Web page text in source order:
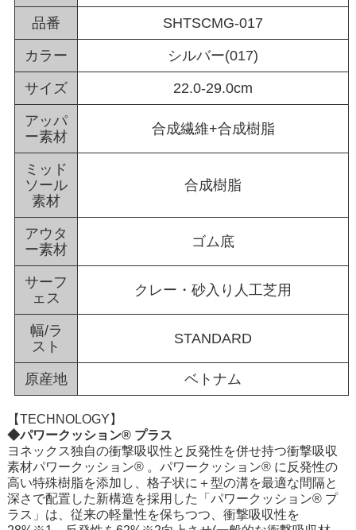
品番 SHTSCMG-017
カラー シルバー(017)
サイズ 22.0-29.0cm
アッパ
ー素材
合成繊維+合成樹脂
ミッド
ソール
素材
合成樹脂
アウタ
ー素材
ゴム底
サーフ
ェス
クレー・砂入り人工芝用
幅/ラ
スト
STANDARD
原産地 ベトナム
【TECHNOLOGY】
◆パワークッション® プラス
ヨネックス独自の衝撃吸収性と反発性を併せ持つ衝撃吸収
素材パワークッション® 。パワークッション® に反発性の
高い特殊樹脂を添加し、格子状に＋型の溝を最適な間隔と
深さで配置した新構造を採用した「パワークッション® プ
ラス」は、従来の軽量性を保ちつつ、衝撃吸収性を